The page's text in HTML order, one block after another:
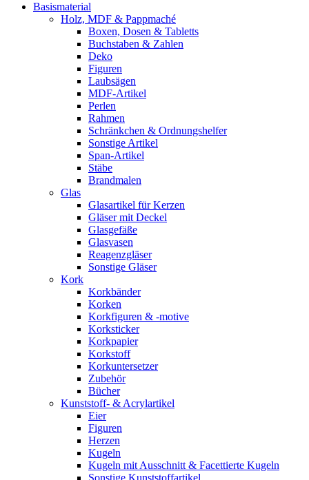
Basismaterial
Holz, MDF & Pappmaché
Boxen, Dosen & Tabletts
Buchstaben & Zahlen
Deko
Figuren
Laubsägen
MDF-Artikel
Perlen
Rahmen
Schränkchen & Ordnungshelfer
Sonstige Artikel
Span-Artikel
Stäbe
Brandmalen
Glas
Glasartikel für Kerzen
Gläser mit Deckel
Glasgefäße
Glasvasen
Reagenzgläser
Sonstige Gläser
Kork
Korkbänder
Korken
Korkfiguren & -motive
Korksticker
Korkpapier
Korkstoff
Korkuntersetzer
Zubehör
Bücher
Kunststoff- & Acrylartikel
Eier
Figuren
Herzen
Kugeln
Kugeln mit Ausschnitt & Facettierte Kugeln
Sonstige Kunststoffartikel